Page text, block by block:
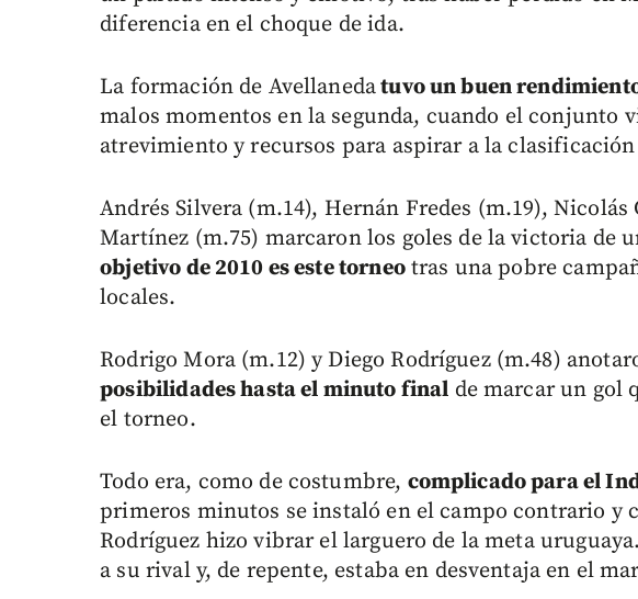
diferencia en el choque de ida.
La formación de Avellanedatuvo un buen
malos momentos en la segunda, cuando el conjunto
atrevimiento y recursos para aspirar a la
Andrés Silvera (m.14), Hernán Fredes (m.19),
Martínez (m.75) marcaron los goles de la victoria de
objetivo de 2010 es este torneotras una pobre
locales.
Rodrigo Mora (m.12) y Diego Rodríguez (m.48)
posibilidades hasta el minuto final de marcar un gol
el torneo.
Todo era, como de costumbre, complicado para el
primeros minutos se instaló en el campo contrario y
Rodríguez hizo vibrar el larguero de la meta
a su rival y, de repente, estaba en desventaja en el